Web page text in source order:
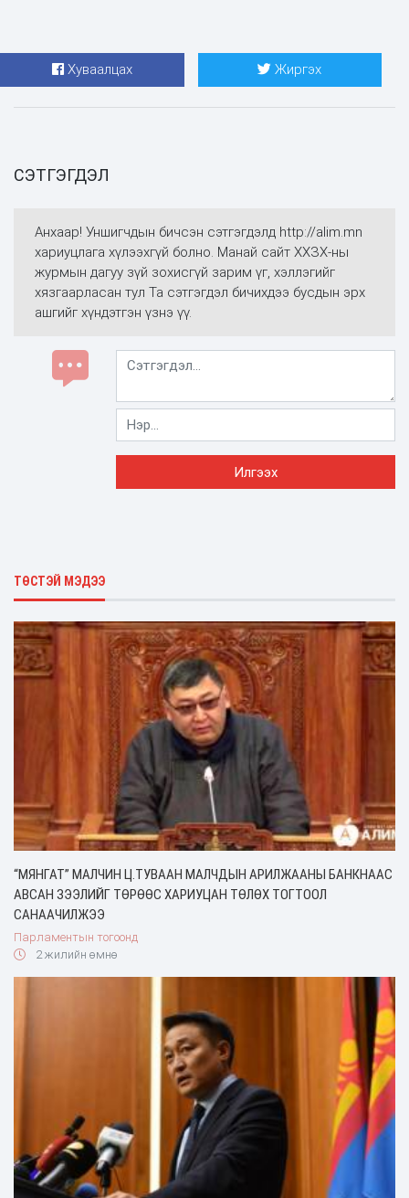
Хуваалцах Жиргэх
СЭТГЭГДЭЛ
Анхаар! Уншигчдын бичсэн сэтгэгдэлд http://alim.mn
хариуцлага хүлээхгүй болно. Манай сайт ХХЗХ-ны
журмын дагуу зүй зохисгүй зарим үг, хэллэгийг
хязгаарласан тул Та сэтгэгдэл бичихдээ бусдын эрх
ашгийг хүндэтгэн үзнэ үү.
ТӨСТЭЙ МЭДЭЭ
“МЯНГАТ” МАЛЧИН Ц.ТУВААН МАЛЧДЫН АРИЛЖААНЫ БАНКНААС
АВСАН ЗЭЭЛИЙГ ТӨРӨӨС ХАРИУЦАН ТӨЛӨХ ТОГТООЛ
САНААЧИЛЖЭЭ
Парламентын тогоонд
2 жилийн өмнө